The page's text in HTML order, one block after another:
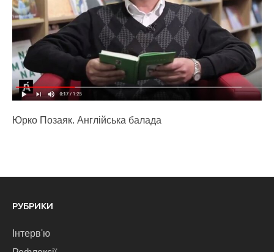
Юрко Позаяк. Англійська балада
РУБРИКИ
Інтерв'ю